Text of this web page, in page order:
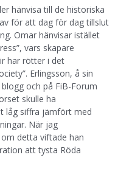
hänvisa till de historiska
för att dag för dag tillslut
Omar hänvisar istället
vars skapare
har rötter i det
Erlingsson, å sin
och på FiB-Forum
skulle ha
låg siffra jämfört med
När jag
detta viftade han
att tysta Röda